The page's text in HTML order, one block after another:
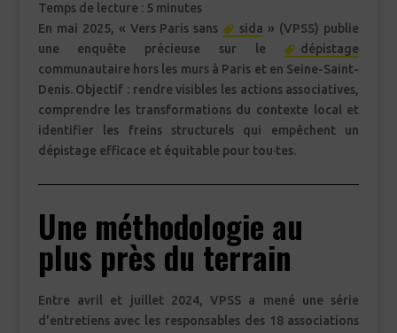
Temps de lecture : 5 minutes
En mai 2025, « Vers Paris sans
sida » (VPSS) publie
une enquête précieuse sur le
dépistage
communautaire hors les murs à Paris et en Seine-Saint-
Denis. Objectif : rendre visibles les actions associatives,
comprendre les transformations du contexte local et
identifier les freins structurels qui empêchent un
dépistage efficace et équitable pour tou·tes.
Une méthodologie au
plus près du terrain
Entre avril et juillet 2024, VPSS a mené une série
d’entretiens avec les responsables des 18 associations